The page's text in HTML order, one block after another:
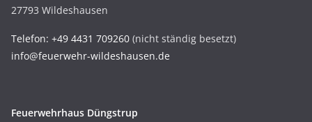
27793 Wildeshausen
Telefon: +49 4431 709260 (nicht ständig besetzt)
info@feuerwehr-wildeshausen.de
Feuerwehrhaus Düngstrup